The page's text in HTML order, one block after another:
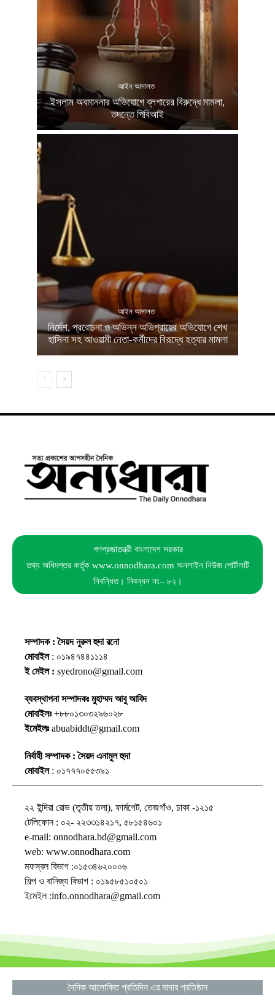
আইন আদালত
ইসলাম অবমাননার অভিযোগে ব্লগারের বিরুদ্ধে মামলা,
তদন্তে পিবিআই
আইন আদালত
নির্দেশ, প্ররোচনা ও অভিন্ন অভিপ্রায়ের অভিযোগে শেখ
হাসিনা সহ আওয়ামী নেতা-কর্মীদের বিরূদ্ধে হত্যার মামলা
গণপ্রজাতন্ত্রী বাংলাদেশ সরকার
তথ্য অধিদপ্তর কর্তৃক www.onnodhara.com অনলাইন নিউজ পোর্টালটি
নিবন্ধিত। নিবন্ধন নং– ৮২।
সম্পাদক : সৈয়দ নুরুল হুদা রনো
মোবাইল: ০১৯৪৭৪৪১১১৪
ই মেইল : syedrono@gmail.com
ব্যবস্থাপনা সম্পাদকঃ মুহাম্মদ আবু আবিদ
মোবাইলঃ+৮৮০১৩০৩২৯৬০২৮
ইমেইলঃabuabiddt@gmail.com
নির্বাহী সম্পাদক : সৈয়দ এনামুল হুদা
মোবাইল: ০১৭৭৭০৫৫৩৯১
২২ ইন্দিরা রোড (তৃতীয় তলা), ফার্মগেট, তেজগাঁও, ঢাকা -১২১৫
টেলিফোন : ০২- ২২৩৩১৪২১৭, ৫৮১৫৪৬০১
e-mail: onnodhara.bd@gmail.com
web: www.onnodhara.com
মফস্বল বিভাগ :০১৫৩৪৬২০০০৬
শিল্প ও বানিজ্য বিভাগ : ০১৯৫৮৫১০৫০১
ইমেইল :info.onnodhara@gmail.com
দৈনিক আলোকিত প্রতিদিন এর মাদার প্রতিষ্ঠান